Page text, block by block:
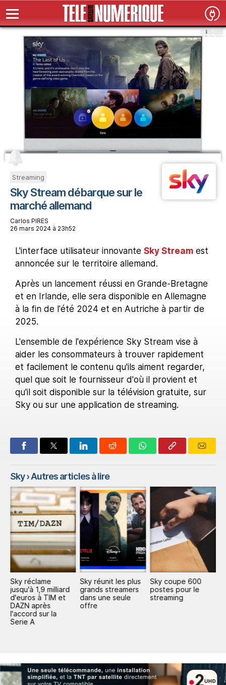
Streaming
Sky Stream débarque sur le
marché allemand
Carlos PIRES
26 mars 2024 à 23h52
L'interface utilisateur innovante Sky Stream est
annoncée sur le territoire allemand.
Après un lancement réussi en Grande-Bretagne
et en Irlande, elle sera disponible en Allemagne
à la fin de l'été 2024 et en Autriche à partir de
2025.
L'ensemble de l'expérience Sky Stream vise à
aider les consommateurs à trouver rapidement
et facilement le contenu qu'ils aiment regarder,
quel que soit le fournisseur d'où il provient et
qu'il soit disponible sur la télévision gratuite, sur
Sky ou sur une application de streaming.
Sky› Autres articles à lire
Sky réclame
jusqu'à 1,9 milliard
d'euros à TIM et
DAZN après
l'accord sur la
Serie A
Sky réunit les plus
grands streamers
dans une seule
offre
Sky coupe 600
postes pour le
streaming